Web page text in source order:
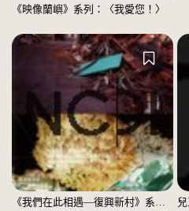
《映像蘭嶼》系列：〈我愛您！〉
《我們在此相遇—復興新村》系列：〈殘響03〉